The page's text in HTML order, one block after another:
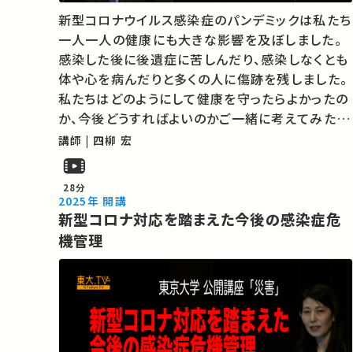
新型コロナウイルス感染症のパンデミックは私たち
一人一人の健康にも大きな影響を及ぼしました。
感染した後に後遺症に苦しんだり、感染しなくとも
体や心を病んだりと多くの人に傷跡を残しました。
私たちはどのようにして健康を守ったらよかったの
か、今後どうすればよいのかご一緒に考えてみたい
と思います。★あなたのシェアが、ほかの誰かの学
びに繋がるかもしれません。 お気に入りの講義・講
演があればSNSなどでシェアをお願…
講師 | 四柳 宏
28分
2025年 開講
新型コロナ対応を踏まえた今後の感染症危
機管理